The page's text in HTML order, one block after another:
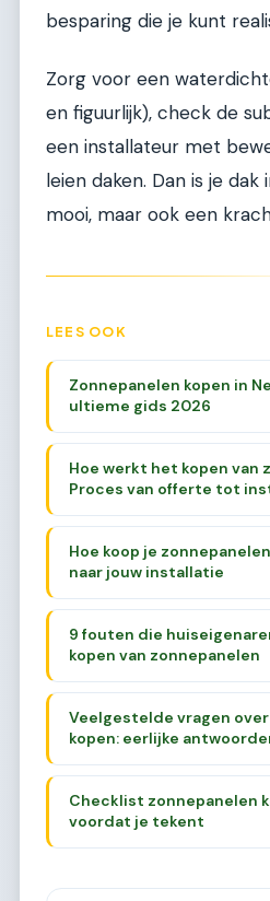
besparing die je kunt
Zorg voor een
en figuurlijk), check de
een installateur met
leien daken. Dan is je
mooi, maar ook een
LEES OOK
Zonnepanelen kopen in
ultieme gids 2026
Hoe werkt het kopen van
Proces van offerte tot
Hoe koop je
naar jouw installatie
9 fouten die
kopen van zonnepanelen
Veelgestelde vragen
kopen: eerlijke
Checklist zonnepanelen
voordat je tekent